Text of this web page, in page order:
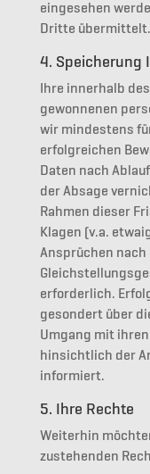
eingesehen
Dritte übermittelt.
4. Speicherung
Ihre innerhalb
gewonnenen
wir mindestens
erfolgreichen
Daten nach
der Absage
Rahmen dieser
Klagen (v.a.
Ansprüchen nach
erforderlich.
gesondert über
Umgang mit
hinsichtlich der
informiert.
5. Ihre Rechte
Weiterhin
zustehenden